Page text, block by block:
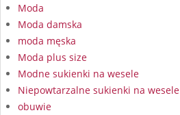
Moda
Moda damska
moda męska
Moda plus size
Modne sukienki na wesele
Niepowtarzalne sukienki na wesele
obuwie